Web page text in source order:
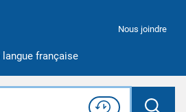
française
Nous joindre
Rechercher dans tout le site
Lancer
Consulter l'
Historique
de recherche